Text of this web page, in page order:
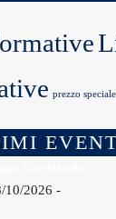
prezzo speciale
10/2026 -